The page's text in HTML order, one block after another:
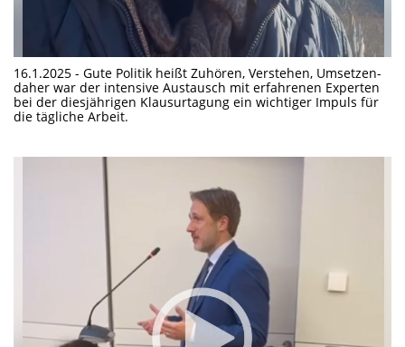
16.1.2025 - Gute Politik heißt Zuhören, Verstehen, Umsetzen-
daher war der intensive Austausch mit erfahrenen Experten
bei der diesjährigen Klausurtagung ein wichtiger Impuls für
die tägliche Arbeit.